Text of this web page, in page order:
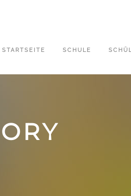
STARTSEITE SCHULE